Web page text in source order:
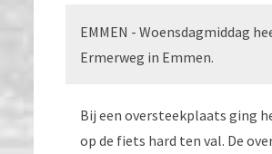
EMMEN - Woensdagmiddag
Ermerweg in Emmen.
Bij een oversteekplaats ging
op de fiets hard ten val. De